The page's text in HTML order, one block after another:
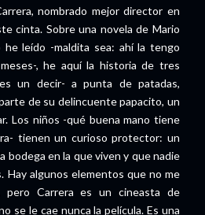
nombrado mejor director en
cinta. Sobre una novela de Mario
he leído -maldita sea: ahí la tengo
, he aquí la historia de tres
un decir- a punta de patadas,
de su delincuente papacito, un
Los niños -qué buena mano tiene
tienen un curioso protector: un
bodega en la que viven y que nadie
Hay algunos elementos que no me
pero Carrera es un cineasta de
se le cae nunca la película. Es una